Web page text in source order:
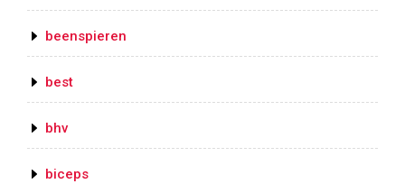
beenspieren
best
bhv
biceps